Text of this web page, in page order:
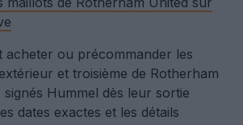
acheter ou précommander les
et troisième de Rotherham
Hummel dès leur sortie
dates exactes et les détails